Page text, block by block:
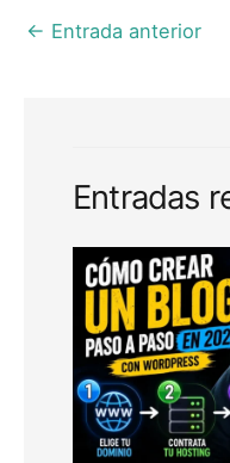
← Entrada anterior
Entradas